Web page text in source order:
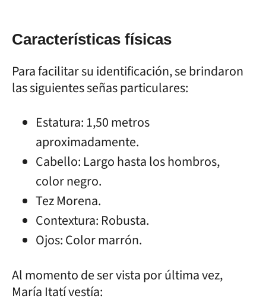
Características físicas
Para facilitar su identificación, se brindaron
las siguientes señas particulares:
Estatura: 1,50 metros
aproximadamente.
Cabello: Largo hasta los hombros,
color negro.
Tez Morena.
Contextura: Robusta.
Ojos: Color marrón.
Al momento de ser vista por última vez,
María Itatí vestía: